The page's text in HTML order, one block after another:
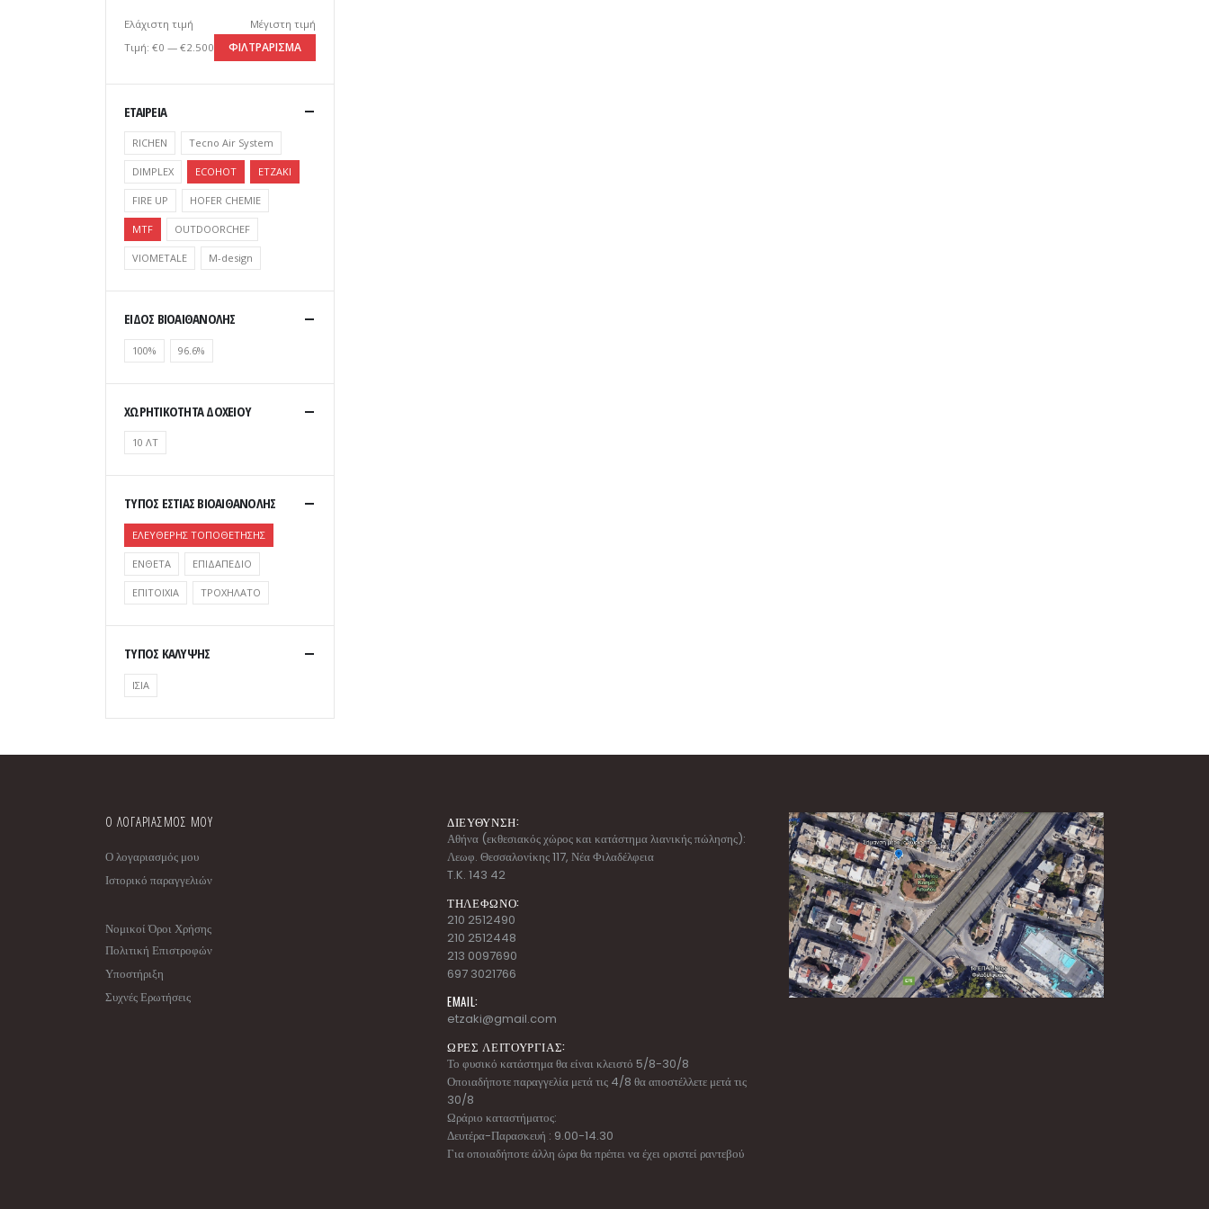
Ελάχιστη τιμή Μέγιστη τιμή
ΦΙΛΤΡΆΡΙΣΜΑ
Τιμή: €0 — €2.500
ΕΤΑΙΡΕΙΑ
RICHEN Tecno Air System
DIMPLEX ECOHOT ETZAKI
FIRE UP HOFER CHEMIE
MTF OUTDOORCHEF
VIOMETALE Μ-design
ΕΙΔΟΣ ΒΙΟΑΙΘΑΝΟΛΗΣ
100% 96.6%
ΧΩΡΗΤΙΚΟΤΗΤΑ ΔΟΧΕΙΟΥ
10 ΛΤ
ΤΥΠΟΣ ΕΣΤΙΑΣ ΒΙΟΑΙΘΑΝΟΛΗΣ
ΕΛΕΥΘΕΡΗΣ ΤΟΠΟΘΕΤΗΣΗΣ
ΕΝΘΕΤΑ ΕΠΙΔΑΠΕΔΙΟ
ΕΠΙΤΟΙΧΙΑ ΤΡΟΧΗΛΑΤΟ
ΤΥΠΟΣ ΚΑΛΥΨΗΣ
ΙΣΙΑ
Ο ΛΟΓΑΡΙΑΣΜΟΣ ΜΟΥ
Ο λογαριασμός μου
Ιστορικό παραγγελιών
Νομικοί Όροι Χρήσης
Πολιτική Επιστροφών
Υποστήριξη
Συχνές Ερωτήσεις
ΔΙΕΥΘΥΝΣΗ:
Αθήνα (εκθεσιακός χώρος και κατάστημα λιανικής πώλησης):
Λεωφ. Θεσσαλονίκης 117, Νέα Φιλαδέλφεια
T.K. 143 42
ΤΗΛΕΦΩΝΟ:
210 2512490
210 2512448
213 0097690
697 3021766
EMAIL:
etzaki@gmail.com
ΩΡΕΣ ΛΕΙΤΟΥΡΓΙΑΣ:
Το φυσικό κατάστημα θα είναι κλειστό 5/8-30/8
Οποιαδήποτε παραγγελία μετά τις 4/8 θα αποστέλλετε μετά τις
30/8
Ωράριο καταστήματος:
Δευτέρα-Παρασκευή : 9.00-14.30
Για οποιαδήποτε άλλη ώρα θα πρέπει να έχει οριστεί ραντεβού